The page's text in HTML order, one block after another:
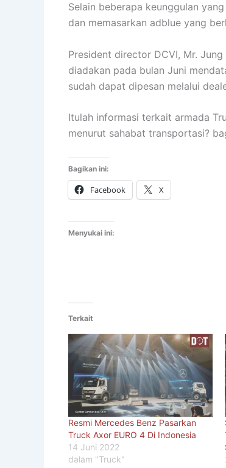
Selain beberapa keunggulan
dan memasarkan adblue yang
President director DCVI, Mr.
diadakan pada bulan Juni
sudah dapat dipesan melalui
Itulah informasi terkait armada
menurut sahabat transportasi?
Bagikan ini:
Facebook X
Menyukai ini:
Terkait
Resmi Mercedes Benz Pasarkan
Truck Axor EURO 4 Di Indonesia
14 Juni 2022
dalam "Truck"